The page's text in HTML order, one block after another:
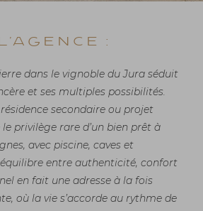
:
dans le vignoble du Jura séduit
et ses multiples possibilités.
secondaire ou projet
le privilège rare d’un bien prêt à
avec piscine, caves et
équilibre entre authenticité, confort
en fait une adresse à la fois
où la vie s’accorde au rythme de